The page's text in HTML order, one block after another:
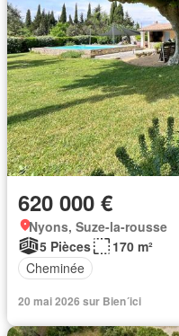
620 000 €
Nyons, Suze-la-rousse
5 Pièces
170 m²
Cheminée
20 mai 2026 sur Bien´ici